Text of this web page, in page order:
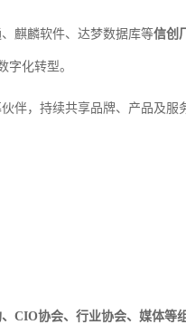
麒麟软件、达梦数据库等信创
字化转型。
伴，持续共享品牌、产品及
CIO协会、行业协会、媒体等